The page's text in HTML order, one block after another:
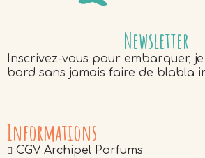
Newsletter
Inscrivez-vous pour embarquer,
bord sans jamais faire de blabla
Informations
CGV Archipel Parfums